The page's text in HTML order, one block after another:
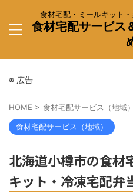
食材宅配・ミールキット
食材宅配サービス
※ 広告
HOME > 食材宅配サービス（地域）
食材宅配サービス（地域）
北海道小樽市の食材
キット・冷凍宅配弁